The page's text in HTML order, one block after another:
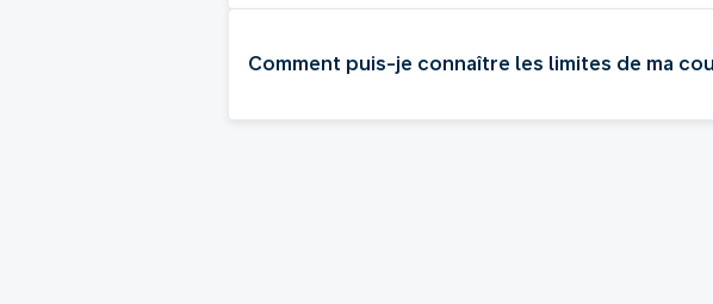
Comment puis-je connaître les limites de ma